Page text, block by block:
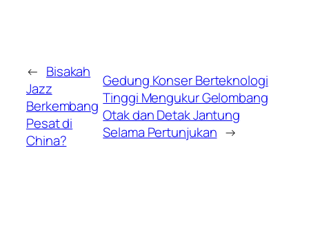
← Bisakah
Jazz
Berkembang
Pesat di
China?
Gedung Konser Berteknologi
Tinggi Mengukur Gelombang
Otak dan Detak Jantung
Selama Pertunjukan →